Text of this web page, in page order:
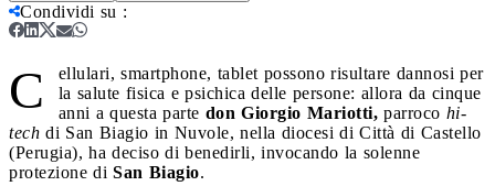
Condividi su :
C
ellulari, smartphone, tablet possono risultare dannosi per
la salute fisica e psichica delle persone: allora da cinque
anni a questa parte don Giorgio Mariotti, parroco hi-
tech di San Biagio in Nuvole, nella diocesi di Città di Castello
(Perugia), ha deciso di benedirli, invocando la solenne
protezione di San Biagio.